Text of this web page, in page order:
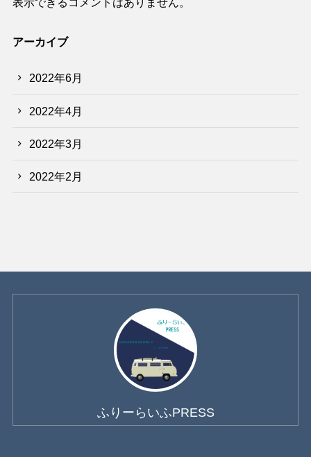
アーカイブ
2022年6月
2022年4月
2022年3月
2022年2月
ふりーらいふPRESS